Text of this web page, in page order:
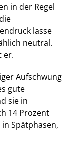
in der Regel
lasse
neutral.
er.
Aufschwung
gute
sie in
14 Prozent
Spätphasen,